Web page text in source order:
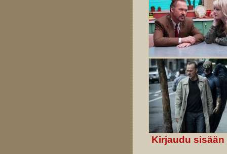
Kirjaudu sisään